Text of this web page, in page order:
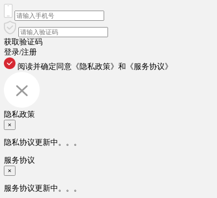
获取验证码
登录/注册
阅读并确定同意 《隐私政策》 和 《服务协议》
隐私政策
×
隐私协议更新中。。。
服务协议
×
服务协议更新中。。。